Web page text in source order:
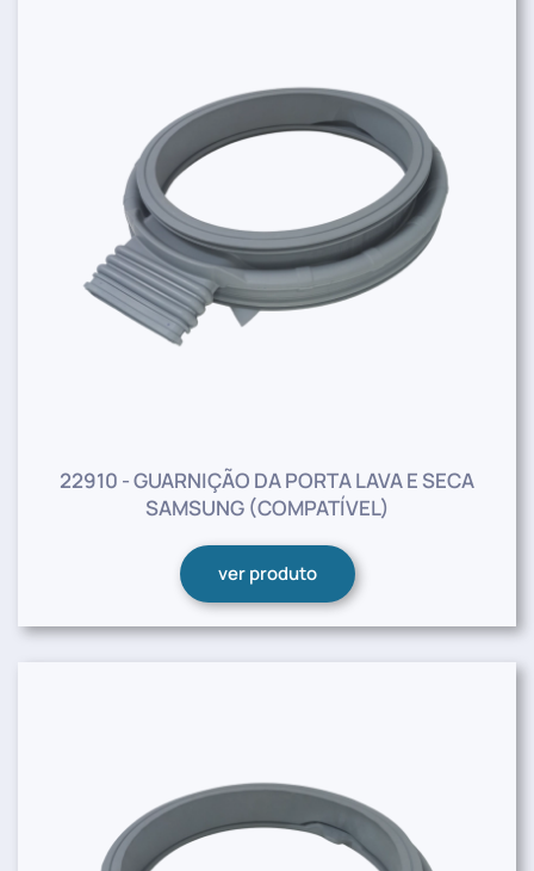
22910 - GUARNIÇÃO DA PORTA LAVA E SECA
SAMSUNG (COMPATÍVEL)
ver produto